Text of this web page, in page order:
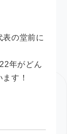
の堂前に
年がどん
す！